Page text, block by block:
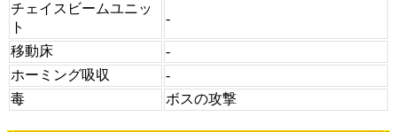
チェイスビームユニッ
ト
-
移動床
-
ホーミング吸収
-
毒
ボスの攻撃